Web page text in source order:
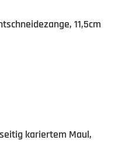
11,5cm
kariertem Maul,